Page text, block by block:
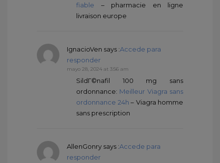
fiable – pharmacie en ligne
livraison europe
IgnacioVen says :Accede para
responder
mayo 28, 2024 at 3:56 am
SildГ©nafil 100 mg sans
ordonnance: Meilleur Viagra sans
ordonnance 24h – Viagra homme
sans prescription
AllenGonry says :Accede para
responder